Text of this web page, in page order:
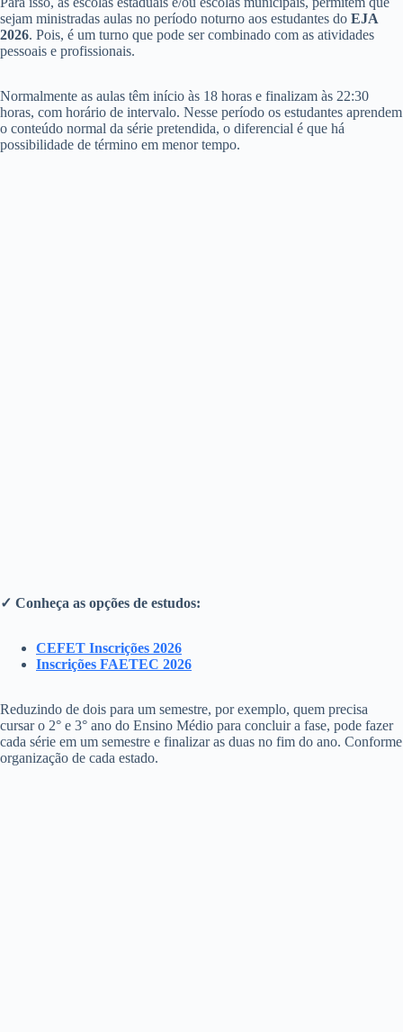
sejam ministradas aulas no período noturno aos estudantes do EJA
2026. Pois, é um turno que pode ser combinado com as atividades
pessoais e profissionais.
Normalmente as aulas têm início às 18 horas e finalizam às 22:30
horas, com horário de intervalo. Nesse período os estudantes aprendem
o conteúdo normal da série pretendida, o diferencial é que há
possibilidade de término em menor tempo.
✓ Conheça as opções de estudos:
CEFET Inscrições 2026
Inscrições FAETEC 2026
Reduzindo de dois para um semestre, por exemplo, quem precisa
cursar o 2° e 3° ano do Ensino Médio para concluir a fase, pode fazer
cada série em um semestre e finalizar as duas no fim do ano. Conforme
organização de cada estado.